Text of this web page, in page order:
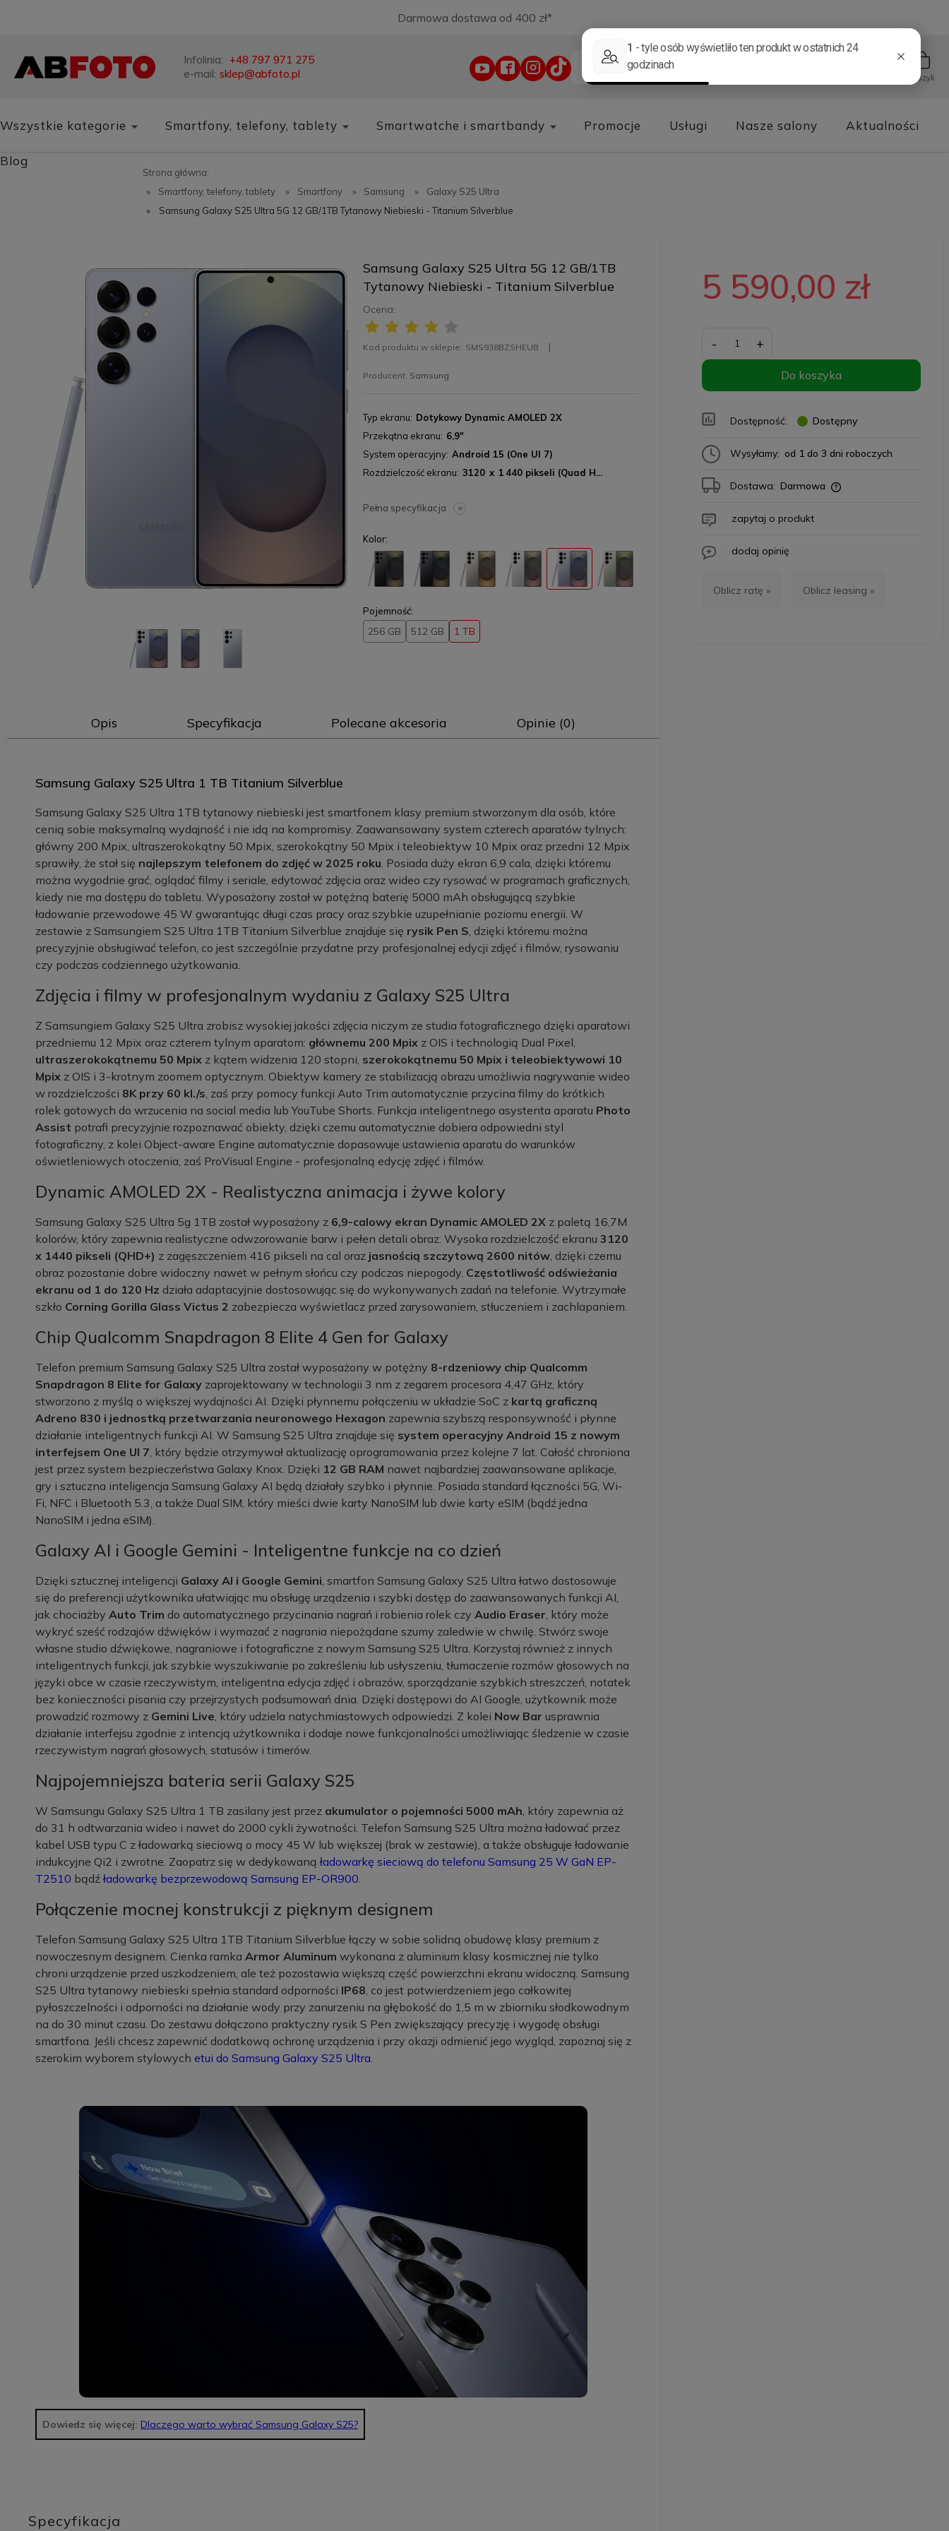
Darmowa dostawa od 400 zł*
Infolinia: +48 797 971 275
e-mail: sklep@abfoto.pl Koszyk
Wszystkie kategorie Smartfony, telefony, tablety Smartwatche i smartbandy Promocje Usługi Nasze salony Aktualności
Blog
Strona główna:
»
Smartfony, telefony, tablety » Smartfony » Samsung »
Galaxy S25 Ultra
»
Samsung Galaxy S25 Ultra 5G 12 GB/1TB Tytanowy Niebieski - Titanium Silverblue
Samsung Galaxy S25 Ultra 5G 12 GB/1TB
Tytanowy Niebieski - Titanium Silverblue
Ocena:
Kod produktu w sklepie: SMS938BZSHEUB
Producent: Samsung
Typ ekranu
Dotykowy Dynamic AMOLED 2X
Przekątna ekranu
6,9"
System operacyjny Android 15 (One UI 7)
Rozdzielczość ekranu 3120 x 1 440 pikseli (Quad H...
Pełna specyfikacja
Kolor:
Pojemność:
256 GB 512 GB 1 TB
Opis Specyfikacja Polecane akcesoria Opinie (0)
Samsung Galaxy S25 Ultra 1 TB Titanium Silverblue
Samsung Galaxy S25 Ultra 1TB tytanowy niebieski jest smartfonem klasy premium stworzonym dla osób, które
cenią sobie maksymalną wydajność i nie idą na kompromisy. Zaawansowany system czterech aparatów tylnych:
główny 200 Mpix, ultraszerokokątny 50 Mpix, szerokokątny 50 Mpix i teleobiektyw 10 Mpix oraz przedni 12 Mpix
sprawiły, że stał się najlepszym telefonem do zdjęć w 2025 roku. Posiada duży ekran 6,9 cala, dzięki któremu
można wygodnie grać, oglądać filmy i seriale, edytować zdjęcia oraz wideo czy rysować w programach graficznych,
kiedy nie ma dostępu do tabletu. Wyposażony został w potężną baterię 5000 mAh obsługującą szybkie
ładowanie przewodowe 45 W gwarantując długi czas pracy oraz szybkie uzupełnianie poziomu energii. W
zestawie z Samsungiem S25 Ultra 1TB Titanium Silverblue znajduje się rysik Pen S, dzięki któremu można
precyzyjnie obsługiwać telefon, co jest szczególnie przydatne przy profesjonalnej edycji zdjęć i filmów, rysowaniu
czy podczas codziennego użytkowania.
Zdjęcia i filmy w profesjonalnym wydaniu z Galaxy S25 Ultra
Z Samsungiem Galaxy S25 Ultra zrobisz wysokiej jakości zdjęcia niczym ze studia fotograficznego dzięki aparatowi
przedniemu 12 Mpix oraz czterem tylnym aparatom: głównemu 200 Mpix z OIS i technologią Dual Pixel,
ultraszerokokątnemu 50 Mpix z kątem widzenia 120 stopni, szerokokątnemu 50 Mpix i teleobiektywowi 10
Mpix z OIS i 3-krotnym zoomem optycznym. Obiektyw kamery ze stabilizacją obrazu umożliwia nagrywanie wideo
w rozdzielczości 8K przy 60 kl./s, zaś przy pomocy funkcji Auto Trim automatycznie przycina filmy do krótkich
rolek gotowych do wrzucenia na social media lub YouTube Shorts. Funkcja inteligentnego asystenta aparatu Photo
Assist potrafi precyzyjnie rozpoznawać obiekty, dzięki czemu automatycznie dobiera odpowiedni styl
fotograficzny, z kolei Object-aware Engine automatycznie dopasowuje ustawienia aparatu do warunków
oświetleniowych otoczenia, zaś ProVisual Engine - profesjonalną edycję zdjęć i filmów.
Dynamic AMOLED 2X - Realistyczna animacja i żywe kolory
Samsung Galaxy S25 Ultra 5g 1TB został wyposażony z 6,9-calowy ekran Dynamic AMOLED 2X z paletą 16,7M
kolorów, który zapewnia realistyczne odwzorowanie barw i pełen detali obraz. Wysoka rozdzielczość ekranu 3120
x 1440 pikseli (QHD+) z zagęszczeniem 416 pikseli na cal oraz jasnością szczytową 2600 nitów, dzięki czemu
obraz pozostanie dobre widoczny nawet w pełnym słońcu czy podczas niepogody. Częstotliwość odświeżania
ekranu od 1 do 120 Hz działa adaptacyjnie dostosowując się do wykonywanych zadań na telefonie. Wytrzymałe
szkło Corning Gorilla Glass Victus 2 zabezpiecza wyświetlacz przed zarysowaniem, stłuczeniem i zachlapaniem.
Chip Qualcomm Snapdragon 8 Elite 4 Gen for Galaxy
Telefon premium Samsung Galaxy S25 Ultra został wyposażony w potężny 8-rdzeniowy chip Qualcomm
Snapdragon 8 Elite for Galaxy zaprojektowany w technologii 3 nm z zegarem procesora 4,47 GHz, który
stworzono z myślą o większej wydajności AI. Dzięki płynnemu połączeniu w układzie SoC z kartą graficzną
Adreno 830 i jednostką przetwarzania neuronowego Hexagon zapewnia szybszą responsywność i płynne
działanie inteligentnych funkcji AI. W Samsung S25 Ultra znajduje się system operacyjny Android 15 z nowym
interfejsem One UI 7, który będzie otrzymywał aktualizację oprogramowania przez kolejne 7 lat. Całość chroniona
jest przez system bezpieczeństwa Galaxy Knox. Dzięki 12 GB RAM nawet najbardziej zaawansowane aplikacje,
gry i sztuczna inteligencja Samsung Galaxy AI będą działały szybko i płynnie. Posiada standard łączności 5G, Wi-
Fi, NFC i Bluetooth 5.3, a także Dual SIM, który mieści dwie karty NanoSIM lub dwie karty eSIM (bądź jedna
NanoSIM i jedna eSIM).
Galaxy AI i Google Gemini - Inteligentne funkcje na co dzień
Dzięki sztucznej inteligencji Galaxy AI i Google Gemini, smartfon Samsung Galaxy S25 Ultra łatwo dostosowuje
się do preferencji użytkownika ułatwiając mu obsługę urządzenia i szybki dostęp do zaawansowanych funkcji AI,
jak chociażby Auto Trim do automatycznego przycinania nagrań i robienia rolek czy Audio Eraser, który może
wykryć sześć rodzajów dźwięków i wymazać z nagrania niepożądane szumy zaledwie w chwilę. Stwórz swoje
własne studio dźwiękowe, nagraniowe i fotograficzne z nowym Samsung S25 Ultra. Korzystaj również z innych
inteligentnych funkcji, jak szybkie wyszukiwanie po zakreśleniu lub usłyszeniu, tłumaczenie rozmów głosowych na
języki obce w czasie rzeczywistym, inteligentna edycja zdjęć i obrazów, sporządzanie szybkich streszczeń, notatek
bez konieczności pisania czy przejrzystych podsumowań dnia. Dzięki dostępowi do AI Google, użytkownik może
prowadzić rozmowy z Gemini Live, który udziela natychmiastowych odpowiedzi. Z kolei Now Bar usprawnia
działanie interfejsu zgodnie z intencją użytkownika i dodaje nowe funkcjonalności umożliwiając śledzenie w czasie
rzeczywistym nagrań głosowych, statusów i timerów.
Najpojemniejsza bateria serii Galaxy S25
W Samsungu Galaxy S25 Ultra 1 TB zasilany jest przez akumulator o pojemności 5000 mAh, który zapewnia aż
do 31 h odtwarzania wideo i nawet do 2000 cykli żywotności. Telefon Samsung S25 Ultra można ładować przez
kabel USB typu C z ładowarką sieciową o mocy 45 W lub większej (brak w zestawie), a także obsługuje ładowanie
indukcyjne Qi2 i zwrotne. Zaopatrz się w dedykowaną ładowarkę sieciową do telefonu Samsung 25 W GaN EP-
T2510 bądź ładowarkę bezprzewodową Samsung EP-OR900.
Połączenie mocnej konstrukcji z pięknym designem
Telefon Samsung Galaxy S25 Ultra 1TB Titanium Silverblue łączy w sobie solidną obudowę klasy premium z
nowoczesnym designem. Cienka ramka Armor Aluminum wykonana z aluminium klasy kosmicznej nie tylko
chroni urządzenie przed uszkodzeniem, ale też pozostawia większą część powierzchni ekranu widoczną. Samsung
S25 Ultra tytanowy niebieski spełnia standard odporności IP68, co jest potwierdzeniem jego całkowitej
pyłoszczelności i odporności na działanie wody przy zanurzeniu na głębokość do 1,5 m w zbiorniku słodkowodnym
na do 30 minut czasu. Do zestawu dołączono praktyczny rysik S Pen zwiększający precyzję i wygodę obsługi
smartfona. Jeśli chcesz zapewnić dodatkową ochronę urządzenia i przy okazji odmienić jego wygląd, zapoznaj się z
szerokim wyborem stylowych etui do Samsung Galaxy S25 Ultra.
Dowiedz się więcej: Dlaczego warto wybrać Samsung Galaxy S25?
Specyfikacja
5 590,00 zł
- +
Do koszyka
Dostępność: Dostępny
Wysyłamy: od 1 do 3 dni roboczych
Dostawa: Darmowa
zapytaj o produkt
dodaj opinię
Oblicz ratę » Oblicz leasing »